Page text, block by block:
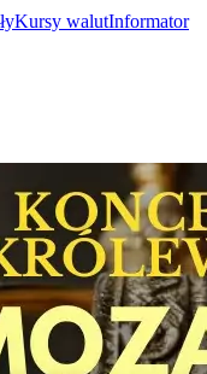
Kursy walutInformator